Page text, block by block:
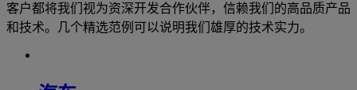
客户都将我们视为资深开发合作伙伴，信赖我们的高品质产品
和技术。几个精选范例可以说明我们雄厚的技术实力。